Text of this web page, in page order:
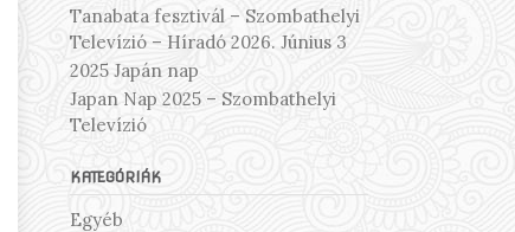
Tanabata fesztivál – Szombathelyi
Televízió – Híradó 2026. Június 3
2025 Japán nap
Japan Nap 2025 – Szombathelyi
Televízió
KATEGÓRIÁK
Egyéb